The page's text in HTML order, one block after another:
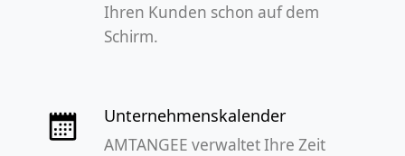
Ihren Kunden schon auf dem
Schirm.
Unternehmenskalender
AMTANGEE verwaltet Ihre Zeit